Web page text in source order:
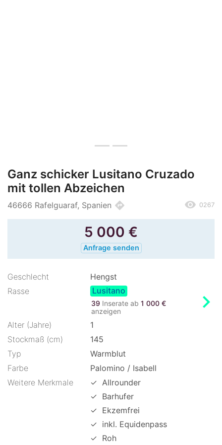
Ganz schicker Lusitano Cruzado
mit tollen Abzeichen
46666 Rafelguaraf, Spanien directions remove_red_eye 0267
5 000 €
Anfrage senden
Geschlecht
Hengst
Rasse
Lusitano
39 Inserate ab 1 000 €
anzeigen
chevron_right
Alter (Jahre)
1
Stockmaß (cm)
145
Typ
Warmblut
Farbe
Palomino / Isabell
Weitere Merkmale
✓ Allrounder
✓ Barhufer
✓ Ekzemfrei
✓ inkl. Equidenpass
✓ Roh